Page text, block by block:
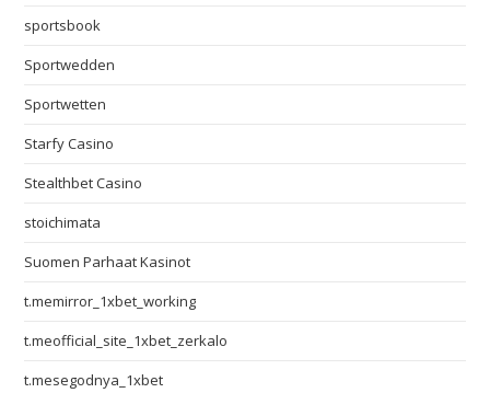
sportsbook
Sportwedden
Sportwetten
Starfy Casino
Stealthbet Casino
stoichimata
Suomen Parhaat Kasinot
t.memirror_1xbet_working
t.meofficial_site_1xbet_zerkalo
t.mesegodnya_1xbet